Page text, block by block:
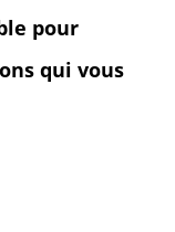
pour
qui vous